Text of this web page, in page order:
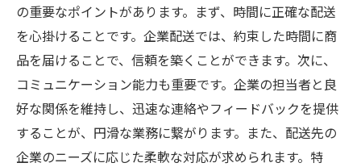
の重要なポイントがあります。まず、時間に正確な配送
を心掛けることです。企業配送では、約束した時間に商
品を届けることで、信頼を築くことができます。次に、
コミュニケーション能力も重要です。企業の担当者と良
好な関係を維持し、迅速な連絡やフィードバックを提供
することが、円滑な業務に繋がります。また、配送先の
企業のニーズに応じた柔軟な対応が求められます。特